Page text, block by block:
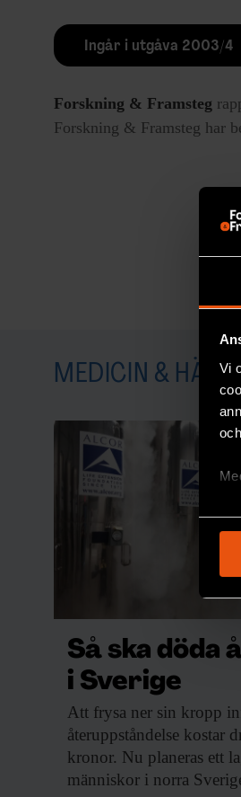
Vi
till
Ingår i utgåva 2003/4
Forskning & Framsteg
Forskning & Framsteg har
MEDICIN &
Så ska döda
i Sverige
Att frysa ner sin kropp
återuppståndelse kostar
kronor. Nu planeras ett
människor i norra